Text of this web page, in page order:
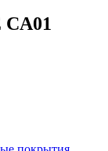
CA01